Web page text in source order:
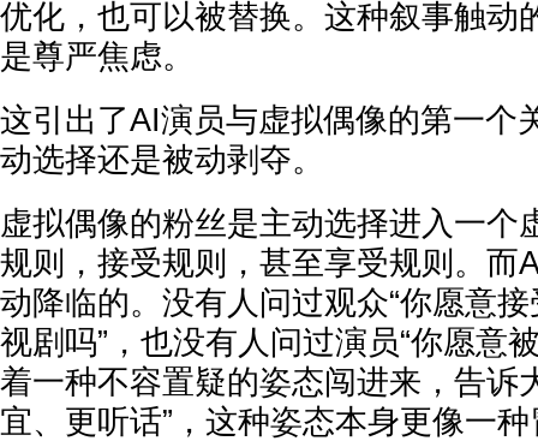
优化，也可以被替换。这种叙事触动
是尊严焦虑。
这引出了AI演员与虚拟偶像的第一个
动选择还是被动剥夺。
虚拟偶像的粉丝是主动选择进入一个
规则，接受规则，甚至享受规则。而
动降临的。没有人问过观众“你愿意
视剧吗”，也没有人问过演员“你愿意
着一种不容置疑的姿态闯进来，告诉
宜、更听话”，这种姿态本身更像一